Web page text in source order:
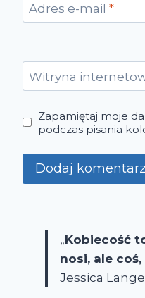
Adres e-mail *
Witryna
Zapamiętaj moje
podczas pisania
„Kobiecość
nosi, ale
Jessica